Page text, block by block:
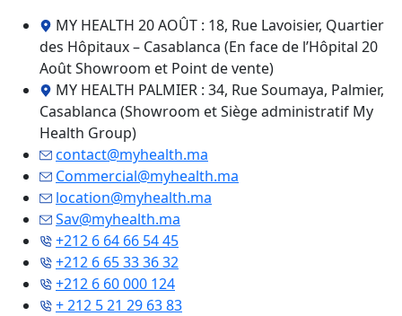
MY HEALTH 20 AOÛT : 18, Rue Lavoisier, Quartier
des Hôpitaux – Casablanca (En face de l’Hôpital 20
Août Showroom et Point de vente)
MY HEALTH PALMIER : 34, Rue Soumaya, Palmier,
Casablanca (Showroom et Siège administratif My
Health Group)
contact@myhealth.ma
Commercial@myhealth.ma
location@myhealth.ma
Sav@myhealth.ma
+212 6 64 66 54 45
+212 6 65 33 36 32
+212 6 60 000 124
+ 212 5 21 29 63 83